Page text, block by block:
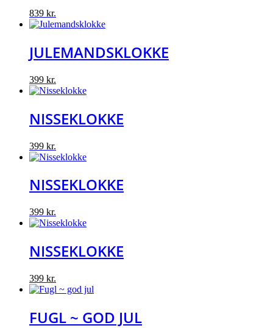
839 kr.
JULEMANDSKLOKKE
399 kr.
NISSEKLOKKE
399 kr.
NISSEKLOKKE
399 kr.
NISSEKLOKKE
399 kr.
FUGL ~ GOD JUL